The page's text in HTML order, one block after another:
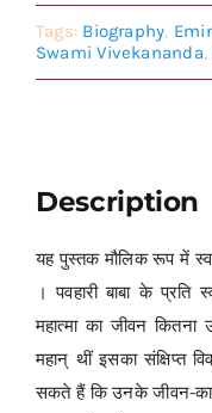
Tags: Biography,
Swami Vivekananda,
Description
यह पुस्तक मौलिक रूप में
। पवहारी बाबा के प्रति
महात्मा का जीवन
महान् थीं इसका संक्षिप्त
सकते हैं कि उनके जीवन-काल